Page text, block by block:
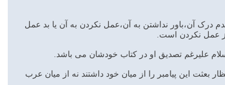
عدم درک آن،باور نداشتن به آن،عمل نکردن به آن یا بد عمل
از عمل نکردن است.
علیرغم تصدیق او در کتاب خودشان می باشد.
بعثت این پیامبر را از میان خود داشتند نه از میان عرب